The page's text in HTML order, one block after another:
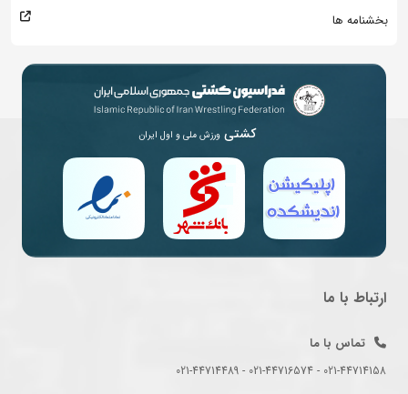
بخشنامه ها
کشتی ورزش ملی و اول ایران
ارتباط با ما
تماس با ما
021-44714158 - 021-44716574 - 021-44714489